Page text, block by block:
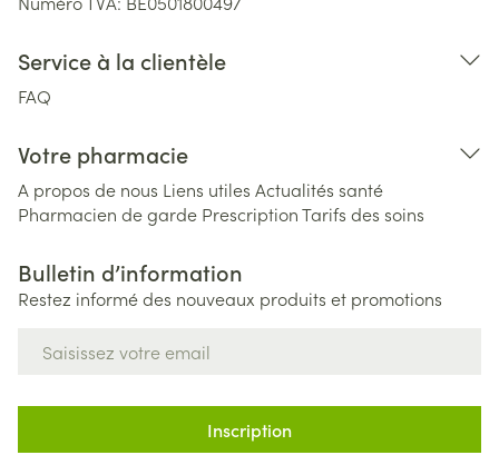
Service à la clientèle
FAQ
Votre pharmacie
A propos de nous Liens utiles Actualités santé
Pharmacien de garde PrescriptionTarifs des soins
Bulletin d’information
Restez informé des nouveaux produits et promotions
Inscription